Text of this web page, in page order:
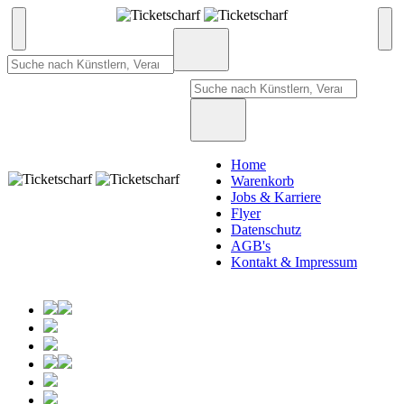
Home
Warenkorb
Jobs & Karriere
Flyer
Datenschutz
AGB's
Kontakt & Impressum